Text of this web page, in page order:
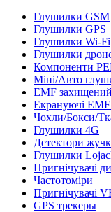
Глушилки GSM
Глушилки GPS
Глушилки Wi-Fi
Глушилки
Компоненти
Міні/Авто
EMF
Екрануючі EMF
Чохли/Бокси/
Глушилки 4G
Детектори
Глушилки
Пригнічувачі
Частотоміри
Пригнічувачі
GPS трекеры